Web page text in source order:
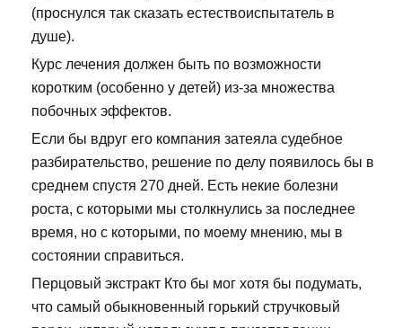
(проснулся так сказать естествоиспытатель в
душе).
Курс лечения должен быть по возможности
коротким (особенно у детей) из-за множества
побочных эффектов.
Если бы вдруг его компания затеяла судебное
разбирательство, решение по делу появилось бы в
среднем спустя 270 дней. Есть некие болезни
роста, с которыми мы столкнулись за последнее
время, но с которыми, по моему мнению, мы в
состоянии справиться.
Перцовый экстракт Кто бы мог хотя бы подумать,
что самый обыкновенный горький стручковый